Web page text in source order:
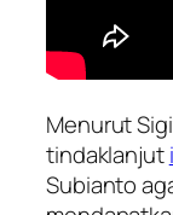
Menurut
tindaklanjut
Subianto